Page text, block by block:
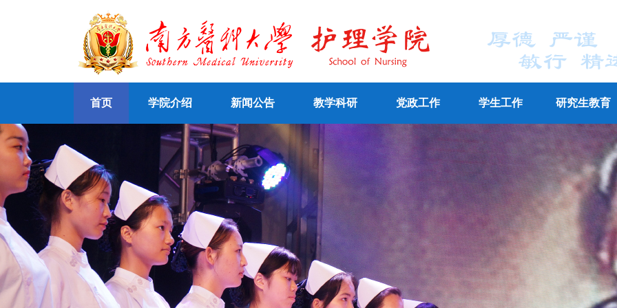
首页 学院介绍 新闻公告 教学科研 党政工作 学生工作 研究生教育
社会服务 专业认证
教
学
学院简介 学院机构 全日制教学 成人教育 科研工作 成果 专业认证
人事 组织 宣传
通知公告 思政教育 学生管理
导师名录 培
本科生招生 研究生招生 自考、成人招生
认证知识 认证文件 认证动态 他山之石
专题学习网站 精品课程 资源库 网络课程 双语教学网站